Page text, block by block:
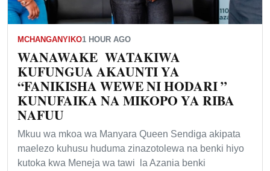
MCHANGANYIKO1 HOUR AGO
WANAWAKE WATAKIWA
KUFUNGUA AKAUNTI YA
“FANIKISHA WEWE NI HODARI ”
KUNUFAIKA NA MIKOPO YA RIBA
NAFUU
Mkuu wa mkoa wa Manyara Queen Sendiga akipata
maelezo kuhusu huduma zinazotolewa na benki hiyo
kutoka kwa Meneja wa tawi la Azania benki